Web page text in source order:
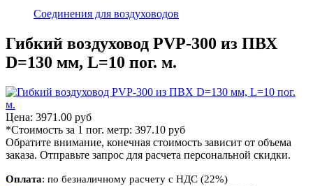
Соединения для воздуховодов
Гибкий воздуховод PVP-300 из ПВХ
D=130 мм, L=10 пог. м.
Цена: 3971.00 руб
*Стоимость за 1 пог. метр: 397.10 руб
Обратите внимание, конечная стоимость зависит от объема
заказа. Отправьте запрос для расчета персональной скидки.
Оплата: по безналичному расчету с НДС (22%)